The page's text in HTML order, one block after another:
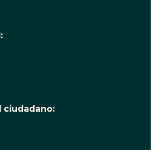
ciudadano: